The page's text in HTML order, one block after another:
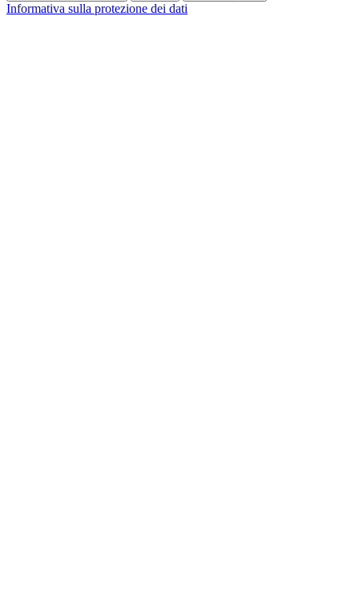
Informativa sulla protezione dei dati